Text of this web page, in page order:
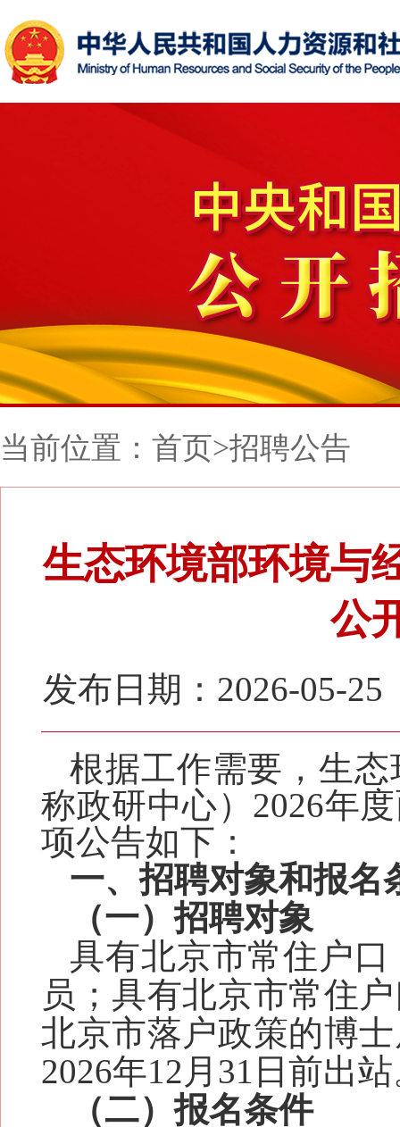
当前位置： 首页>招聘公告
生态环境部环境与
公
发布日期：2026-05-25
根据工作需要，生
称政研中心）2026年
项公告如下：
一、招聘对象和报名
（一）招聘对象
具有北京市常住户
员；具有北京市常住
北京市落户政策的博
2026年12月31日前出
（二）报名条件